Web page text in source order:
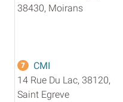
38430, Moirans
7
CMI
14 Rue Du Lac, 38120,
Saint Egreve